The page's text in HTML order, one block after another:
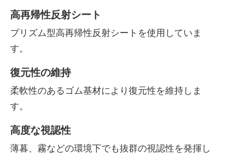
高再帰性反射シート
プリズム型高再帰性反射シートを使用していま
す。
復元性の維持
柔軟性のあるゴム基材により復元性を維持しま
す。
高度な視認性
薄暮、霧などの環境下でも抜群の視認性を発揮し